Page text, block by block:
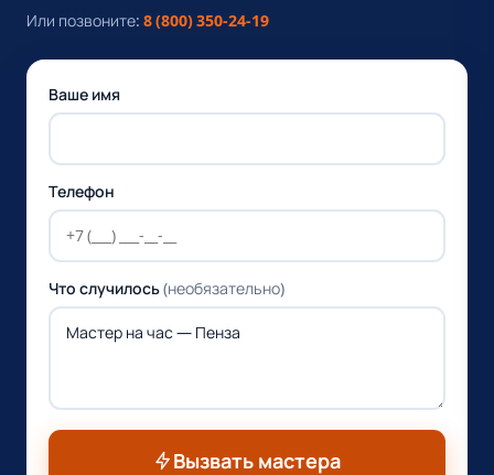
Или позвоните: 8 (800) 350-24-19
Ваше имя
Телефон
Что случилось(необязательно)
Вызвать мастера